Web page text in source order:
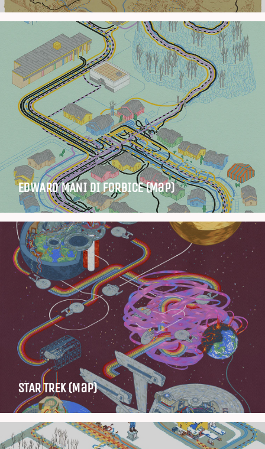
EDWARD MANI DI FORBICE (Map)
STAR TREK (Map)